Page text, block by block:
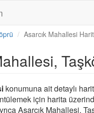
Asarcık Mahallesi
konumuna ait detaylı
için harita
Asarcık Mahallesi,